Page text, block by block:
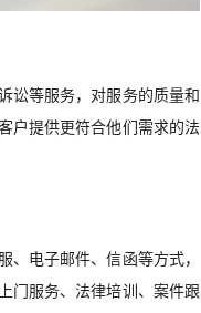
讼等服务，对服务的质量和
户提供更符合他们需求的法
电子邮件、信函等方式，
门服务、法律培训、案件跟